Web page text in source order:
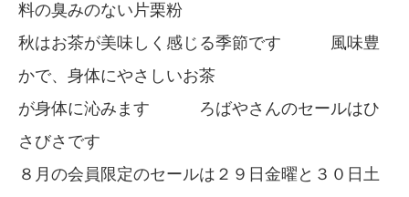
料の臭みのない片栗粉
秋はお茶が美味しく感じる季節です 風味豊
かで、身体にやさしいお茶
が身体に沁みます ろばやさんのセールはひ
さびさです
８月の会員限定のセールは２９日金曜と３０日土